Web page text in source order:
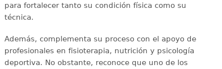
para fortalecer tanto su condición física como su
técnica.
Además, complementa su proceso con el apoyo de
profesionales en fisioterapia, nutrición y psicología
deportiva. No obstante, reconoce que uno de los